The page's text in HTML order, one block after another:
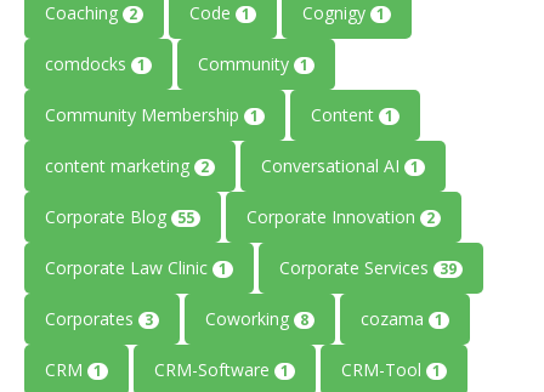
Coaching 2 Code 1 Cognigy 1
comdocks 1 Community 1
Community Membership 1 Content 1
content marketing 2 Conversational AI 1
Corporate Blog 55 Corporate Innovation 2
Corporate Law Clinic 1 Corporate Services 39
Corporates 3 Coworking 8 cozama 1
CRM 1 CRM-Software 1 CRM-Tool 1